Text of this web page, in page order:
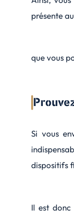
présente
que vous
Si vous
dispositifs
Il est donc